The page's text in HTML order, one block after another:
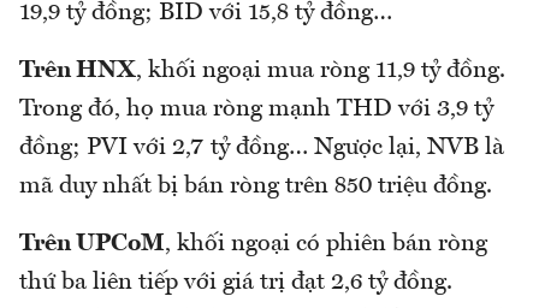
19,9 tỷ đồng; BID với 15,8 tỷ đồng…
Trên HNX, khối ngoại mua ròng 11,9 tỷ đồng.
Trong đó, họ mua ròng mạnh THD với 3,9 tỷ
đồng; PVI với 2,7 tỷ đồng… Ngược lại, NVB là
mã duy nhất bị bán ròng trên 850 triệu đồng.
Trên UPCoM, khối ngoại có phiên bán ròng
thứ ba liên tiếp với giá trị đạt 2,6 tỷ đồng.